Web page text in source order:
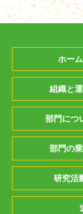
ホーム
組織と
部門につ
部門の
研究活